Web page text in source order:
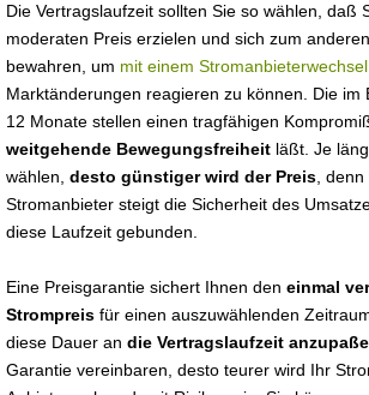
Die Vertragslaufzeit sollten Sie so wählen, daß
moderaten Preis erzielen und sich zum
bewahren, um mit einem Stromanbieterwechsel
Marktänderungen reagieren zu können. Die im
12 Monate stellen einen tragfähigen
weitgehende Bewegungsfreiheit läßt. Je
wählen, desto günstiger wird der Preis ,
Stromanbieter steigt die Sicherheit des
diese Laufzeit gebunden.
Eine Preisgarantie sichert Ihnen den einmal
Strompreis für einen auszuwählenden
diese Dauer an die Vertragslaufzeit
Garantie vereinbaren, desto teurer wird Ihr